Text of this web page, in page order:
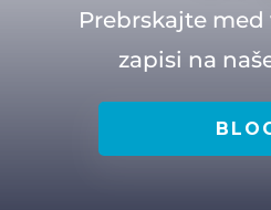
Prebrskajte med
zapisi na